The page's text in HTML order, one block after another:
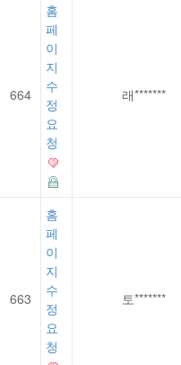
664
홈
페
이
지
수
정
요
청
래*******
663
홈
페
이
지
수
정
요
청
토*******